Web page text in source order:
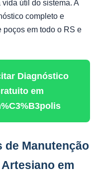
útil do sistema. A
completo e
poços em todo o RS e
Diagnóstico
em
de Manutenção
em